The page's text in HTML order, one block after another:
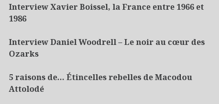
Interview Xavier Boissel, la France entre 1966 et
1986
Interview Daniel Woodrell – Le noir au cœur des
Ozarks
5 raisons de… Étincelles rebelles de Macodou
Attolodé